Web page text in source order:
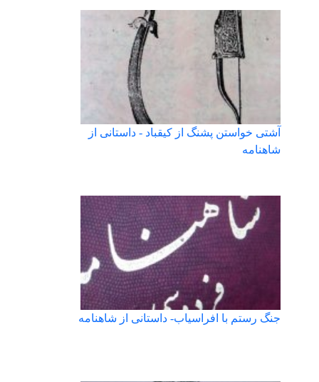
آشتی خواستن پشنگ از کیقباد - داستانی از
شاهنامه
جنگ رستم با افراسیاب- داستانی از شاهنامه